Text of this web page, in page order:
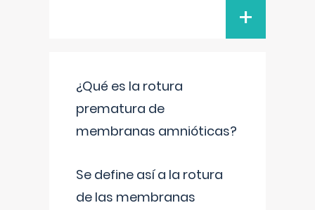
+
¿Qué es la rotura
prematura de
membranas amnióticas?
Se define así a la rotura
de las membranas